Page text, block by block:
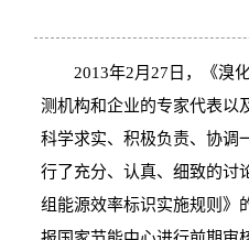
2013年2月27日，《溴
测机构和企业的专家代表以
科学求实、积极负责、协调
行了充分、认真、细致的讨
组能源效率标识实施规则》